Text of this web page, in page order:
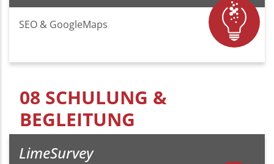
SEO & GoogleMaps
08 SCHULUNG &
BEGLEITUNG
LimeSurvey